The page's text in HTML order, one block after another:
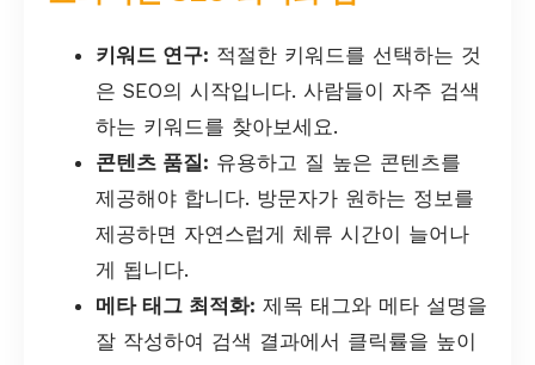
키워드 연구: 적절한 키워드를 선택하는 것
은 SEO의 시작입니다. 사람들이 자주 검색
하는 키워드를 찾아보세요.
콘텐츠 품질: 유용하고 질 높은 콘텐츠를
제공해야 합니다. 방문자가 원하는 정보를
제공하면 자연스럽게 체류 시간이 늘어나
게 됩니다.
메타 태그 최적화: 제목 태그와 메타 설명을
잘 작성하여 검색 결과에서 클릭률을 높이